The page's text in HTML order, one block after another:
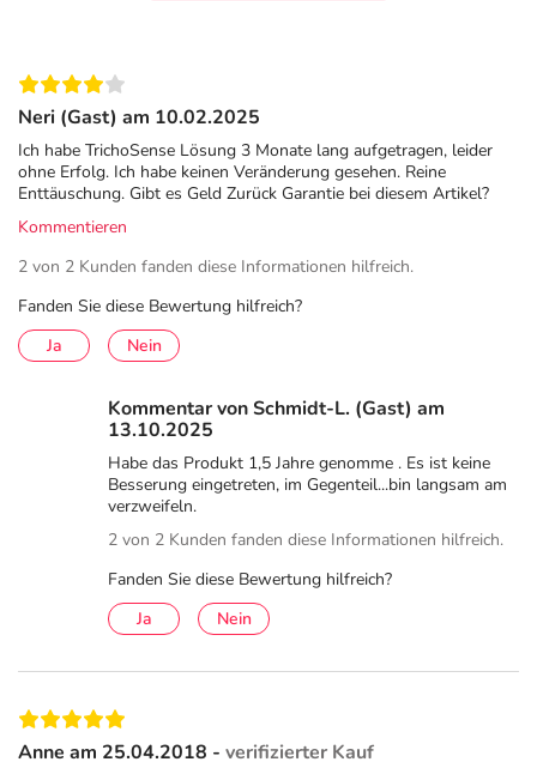
Adresse des Anbieters/Herstellers
Hans Karrer GmbH
Stätzlinger Straße 70
86165 Augsburg
elektronische Adresse: https://www.hans-karrer.de/
anzeigen
DasPDF des Beipackzettels
Neri (Gast) am 10.02.2025
Ich habe TrichoSense Lösung 3 Monate lang aufgetragen, leider
ohne Erfolg. Ich habe keinen Veränderung gesehen. Reine
Enttäuschung. Gibt es Geld Zurück Garantie bei diesem Artikel?
Kommentieren
2 von 2 Kunden fanden diese Informationen hilfreich.
Fanden Sie diese Bewertung hilfreich?
Ja
Nein
Kommentar von Schmidt-L. (Gast) am
13.10.2025
Habe das Produkt 1,5 Jahre genomme . Es ist keine
Besserung eingetreten, im Gegenteil...bin langsam am
verzweifeln.
2 von 2 Kunden fanden diese Informationen hilfreich.
Fanden Sie diese Bewertung hilfreich?
Ja
Nein
Anne am 25.04.2018 - verifizierter Kauf